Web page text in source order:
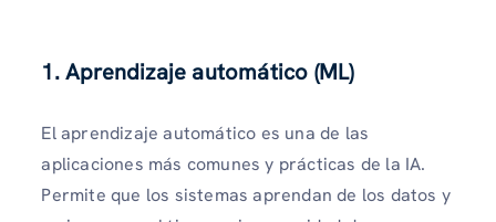
1. Aprendizaje automático (ML)
El aprendizaje automático es una de las
aplicaciones más comunes y prácticas de la IA.
Permite que los sistemas aprendan de los datos y